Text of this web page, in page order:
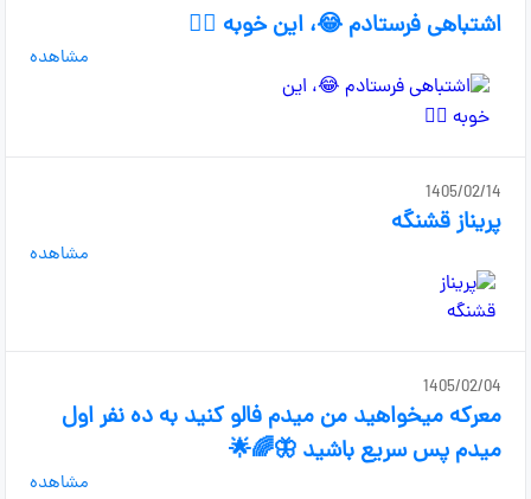
اشتباهی فرستادم 😂، این خوبه ❤️‍🔥
مشاهده
1405/02/14
پریناز قشنگه
مشاهده
1405/02/04
معرکه میخواهید من میدم فالو کنید به ده نفر اول
میدم پس سریع باشید 🦋🌈🌟
مشاهده